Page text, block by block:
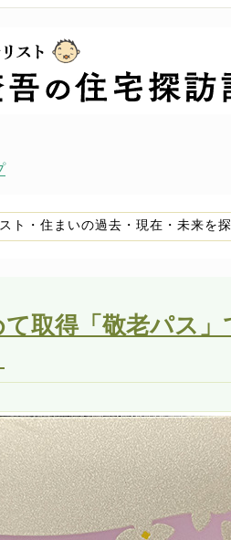
ト・住まいの過去・現在・未来を
て取得「敬老パス